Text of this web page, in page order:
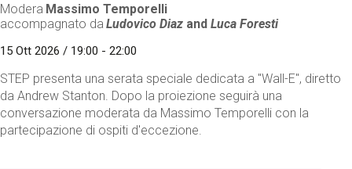
Modera Massimo Temporelli
accompagnato da Ludovico Diaz andLuca Foresti
15 Ott 2026 / 19:00 - 22:00
STEP presenta una serata speciale dedicata a "Wall-E", diretto
da Andrew Stanton. Dopo la proiezione seguirà una
conversazione moderata da Massimo Temporelli con la
partecipazione di ospiti d'eccezione.